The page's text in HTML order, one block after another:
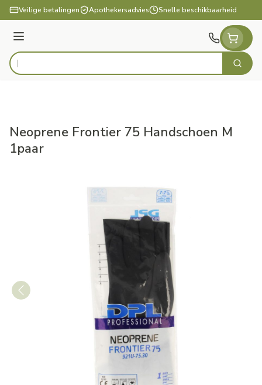
Ga naar de inhoud
Veilige betalingen Apothekersadvies Snelle beschikbaarheid
Menu
Product, merk, categorie... Zoek
Neoprene Frontier 75 Handschoen M
1paar